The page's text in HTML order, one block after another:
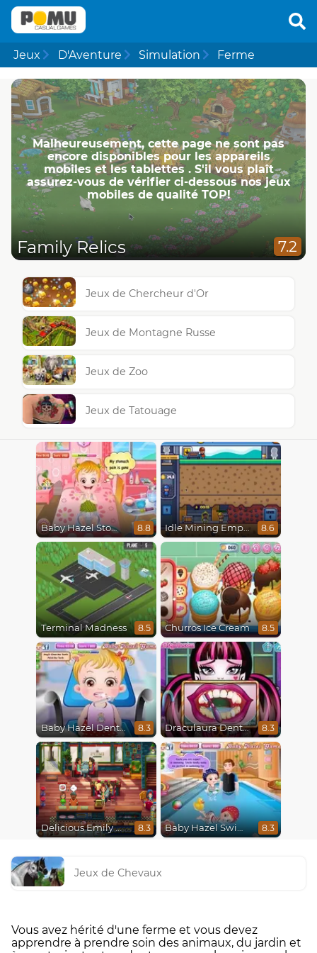
Jeux D'Aventure Simulation Ferme
Malheureusement, cette page ne ​​sont pas
encore disponibles pour les appareils
mobiles et les tablettes . S'il vous plaît
assurez-vous de vérifier ci-dessous nos jeux
mobiles de qualité TOP!
Family Relics 7.2
Jeux de Chercheur d'Or
Jeux de Montagne Russe
Jeux de Zoo
Jeux de Tatouage
Baby Hazel Stomach Care 8.8 Idle Mining Empire 8.6
Terminal Madness 8.5 Churros Ice Cream 8.5
Baby Hazel Dental Care 8.3 Draculaura Dentist 8.3
Delicious Emily New Beginning 8.3 Baby Hazel Swimming 8.3
Jeux de Chevaux
Vous avez hérité d'une ferme et vous devez
apprendre à prendre soin des animaux, du jardin et